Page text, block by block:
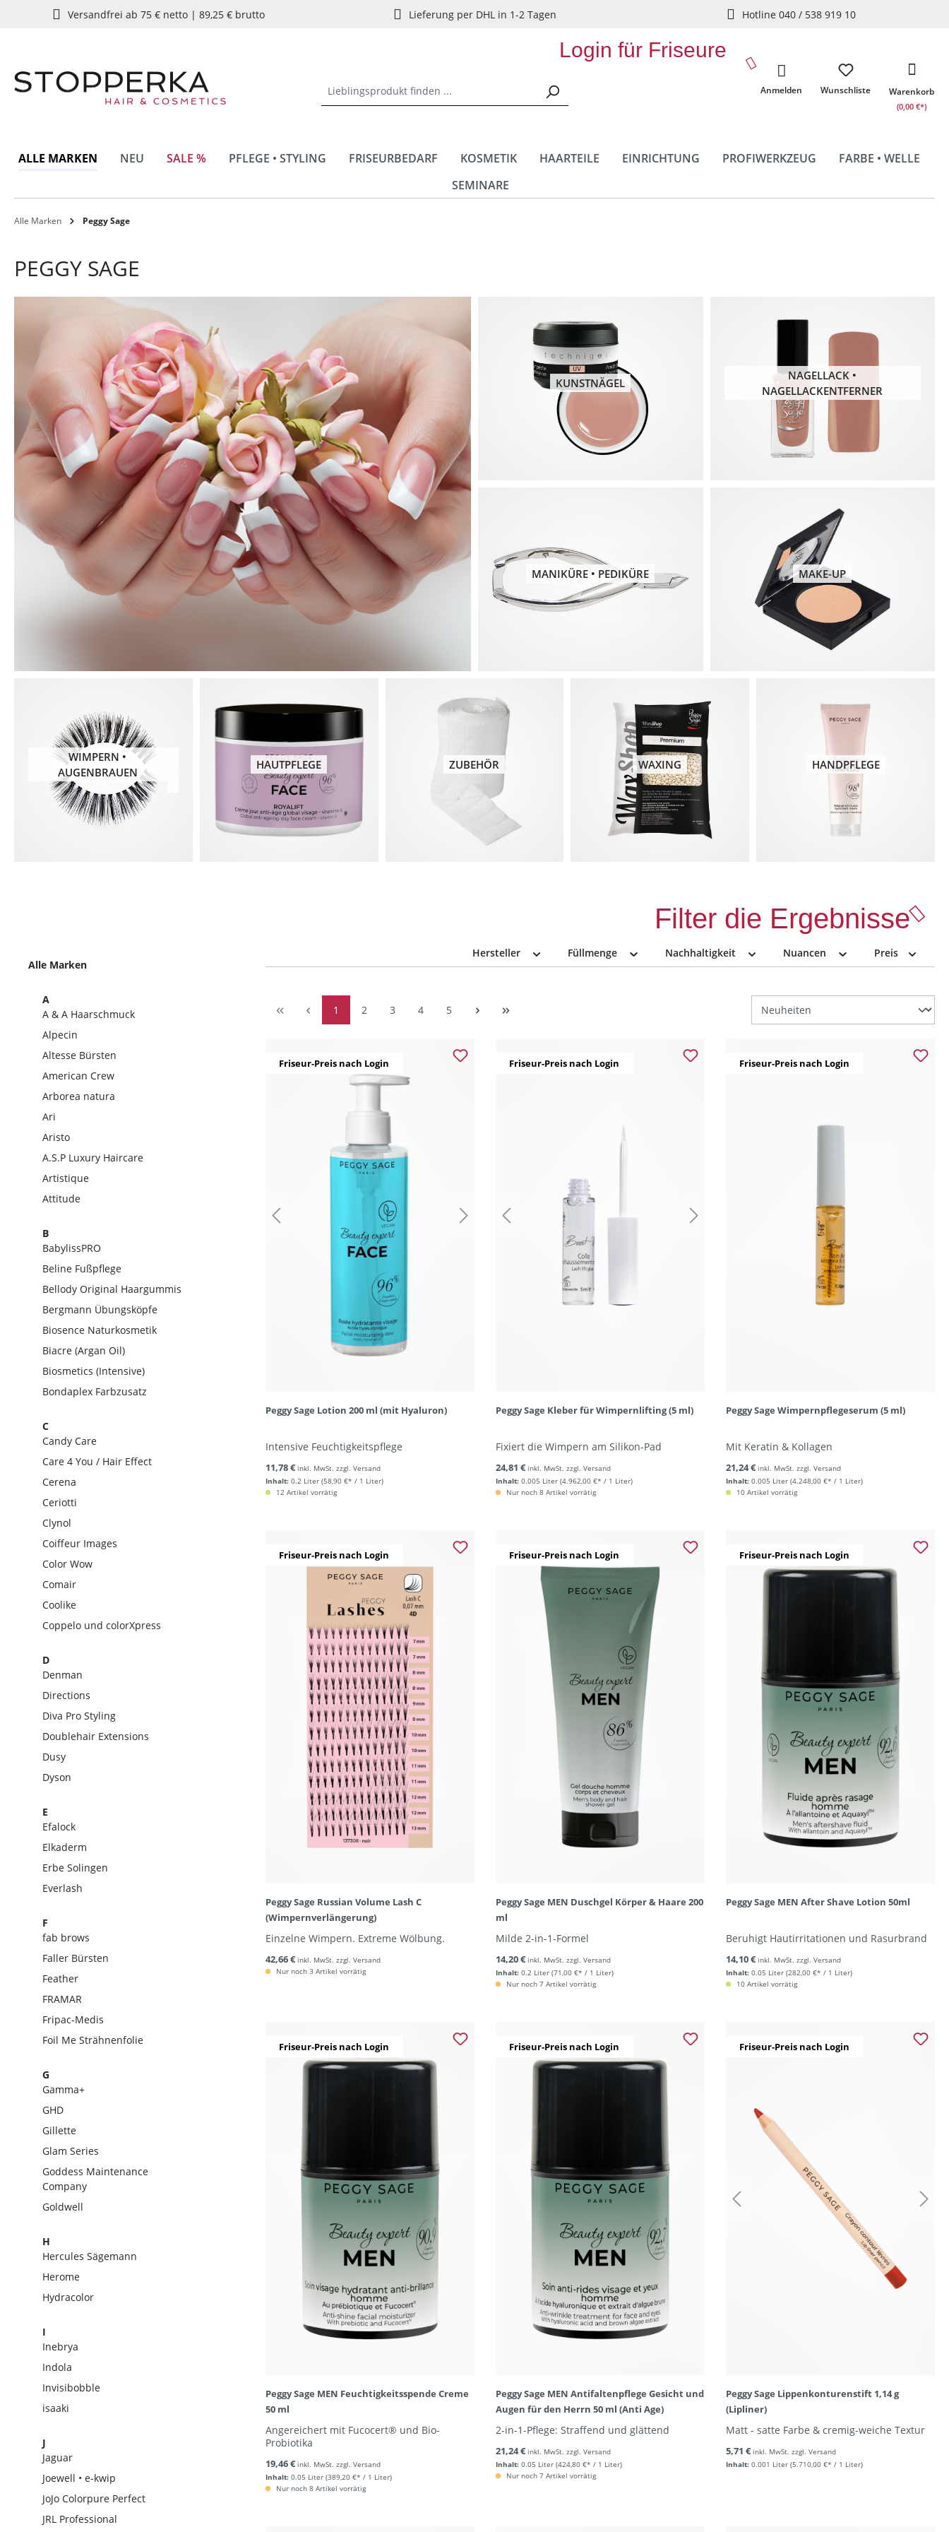
Zur Hauptnavigation springen
Versandfrei ab 75 € netto | 89,25 € brutto Lieferung per DHL in 1-2 Tagen Hotline 040 / 538 919 10
Login für Friseure
Wunschliste
Anmelden Warenkorb
(0,00 €*)
ALLE MARKEN NEU SALE % PFLEGE • STYLING FRISEURBEDARF KOSMETIK HAARTEILE EINRICHTUNG PROFIWERKZEUG
FARBE • WELLE
SEMINARE
Alle Marken Peggy Sage
PEGGY SAGE
KUNSTNÄGEL
MANIKÜRE • PEDIKÜRE
NAGELLACK •
NAGELLACKENTFERNER
MAKE-UP
WIMPERN •
AUGENBRAUEN
HAUTPFLEGE ZUBEHÖR WAXING HANDPFLEGE
Alle Marken
A
A & A Haarschmuck
Alpecin
Altesse Bürsten
American Crew
Arborea natura
Ari
Aristo
A.S.P Luxury Haircare
Artistique
Attitude
B
BabylissPRO
Beline Fußpflege
Bellody Original Haargummis
Bergmann Übungsköpfe
Biosence Naturkosmetik
Biacre (Argan Oil)
Biosmetics (Intensive)
Bondaplex Farbzusatz
C
Candy Care
Care 4 You / Hair Effect
Cerena
Ceriotti
Clynol
Coiffeur Images
Color Wow
Comair
Coolike
Coppelo und colorXpress
D
Denman
Directions
Diva Pro Styling
Doublehair Extensions
Dusy
Dyson
E
Efalock
Elkaderm
Erbe Solingen
Everlash
F
fab brows
Faller Bürsten
Feather
FRAMAR
Fripac-Medis
Foil Me Strähnenfolie
G
Gamma+
GHD
Gillette
Glam Series
Goddess Maintenance
Company
Goldwell
H
Hercules Sägemann
Herome
Hydracolor
I
Inebrya
Indola
Invisibobble
isaaki
J
Jaguar
Joewell • e-kwip
JoJo Colorpure Perfect
JRL Professional
Filter die Ergebnisse
Hersteller Füllmenge Nachhaltigkeit Nuancen Preis
1 2 3 4 5
Friseur-Preis nach Login
Peggy Sage Lotion 200 ml (mit Hyaluron)
Intensive Feuchtigkeitspflege
Inhalt: 0.2 Liter (58,90 €* / 1 Liter)
11,78 € inkl. MwSt. zzgl. Versand
12 Artikel vorrätig
Friseur-Preis nach Login
Peggy Sage Kleber für Wimpernlifting (5 ml)
Fixiert die Wimpern am Silikon-Pad
Inhalt: 0.005 Liter (4.962,00 €* / 1 Liter)
24,81 € inkl. MwSt. zzgl. Versand
Nur noch 8 Artikel vorrätig
Friseur-Preis nach Login
Peggy Sage Wimpernpflegeserum (5 ml)
Mit Keratin & Kollagen
Inhalt: 0.005 Liter (4.248,00 €* / 1 Liter)
21,24 € inkl. MwSt. zzgl. Versand
10 Artikel vorrätig
Friseur-Preis nach Login
Peggy Sage Russian Volume Lash C
(Wimpernverlängerung)
Einzelne Wimpern. Extreme Wölbung.
42,66 € inkl. MwSt. zzgl. Versand
Nur noch 3 Artikel vorrätig
Friseur-Preis nach Login
Peggy Sage MEN Duschgel Körper & Haare 200
ml
Milde 2-in-1-Formel
Inhalt: 0.2 Liter (71,00 €* / 1 Liter)
14,20 € inkl. MwSt. zzgl. Versand
Nur noch 7 Artikel vorrätig
Friseur-Preis nach Login
Peggy Sage MEN After Shave Lotion 50ml
Beruhigt Hautirritationen und Rasurbrand
Inhalt: 0.05 Liter (282,00 €* / 1 Liter)
14,10 € inkl. MwSt. zzgl. Versand
10 Artikel vorrätig
Friseur-Preis nach Login
Peggy Sage MEN Feuchtigkeitsspende Creme
50 ml
Angereichert mit Fucocert® und Bio-
Probiotika
Inhalt: 0.05 Liter (389,20 €* / 1 Liter)
19,46 € inkl. MwSt. zzgl. Versand
Nur noch 8 Artikel vorrätig
Friseur-Preis nach Login
Peggy Sage MEN Antifaltenpflege Gesicht und
Augen für den Herrn 50 ml (Anti Age)
2-in-1-Pflege: Straffend und glättend
Inhalt: 0.05 Liter (424,80 €* / 1 Liter)
21,24 € inkl. MwSt. zzgl. Versand
Nur noch 7 Artikel vorrätig
Friseur-Preis nach Login
Peggy Sage Lippenkonturenstift 1,14 g
(Lipliner)
Matt - satte Farbe & cremig-weiche Textur
Inhalt: 0.001 Liter (5.710,00 €* / 1 Liter)
5,71 € inkl. MwSt. zzgl. Versand